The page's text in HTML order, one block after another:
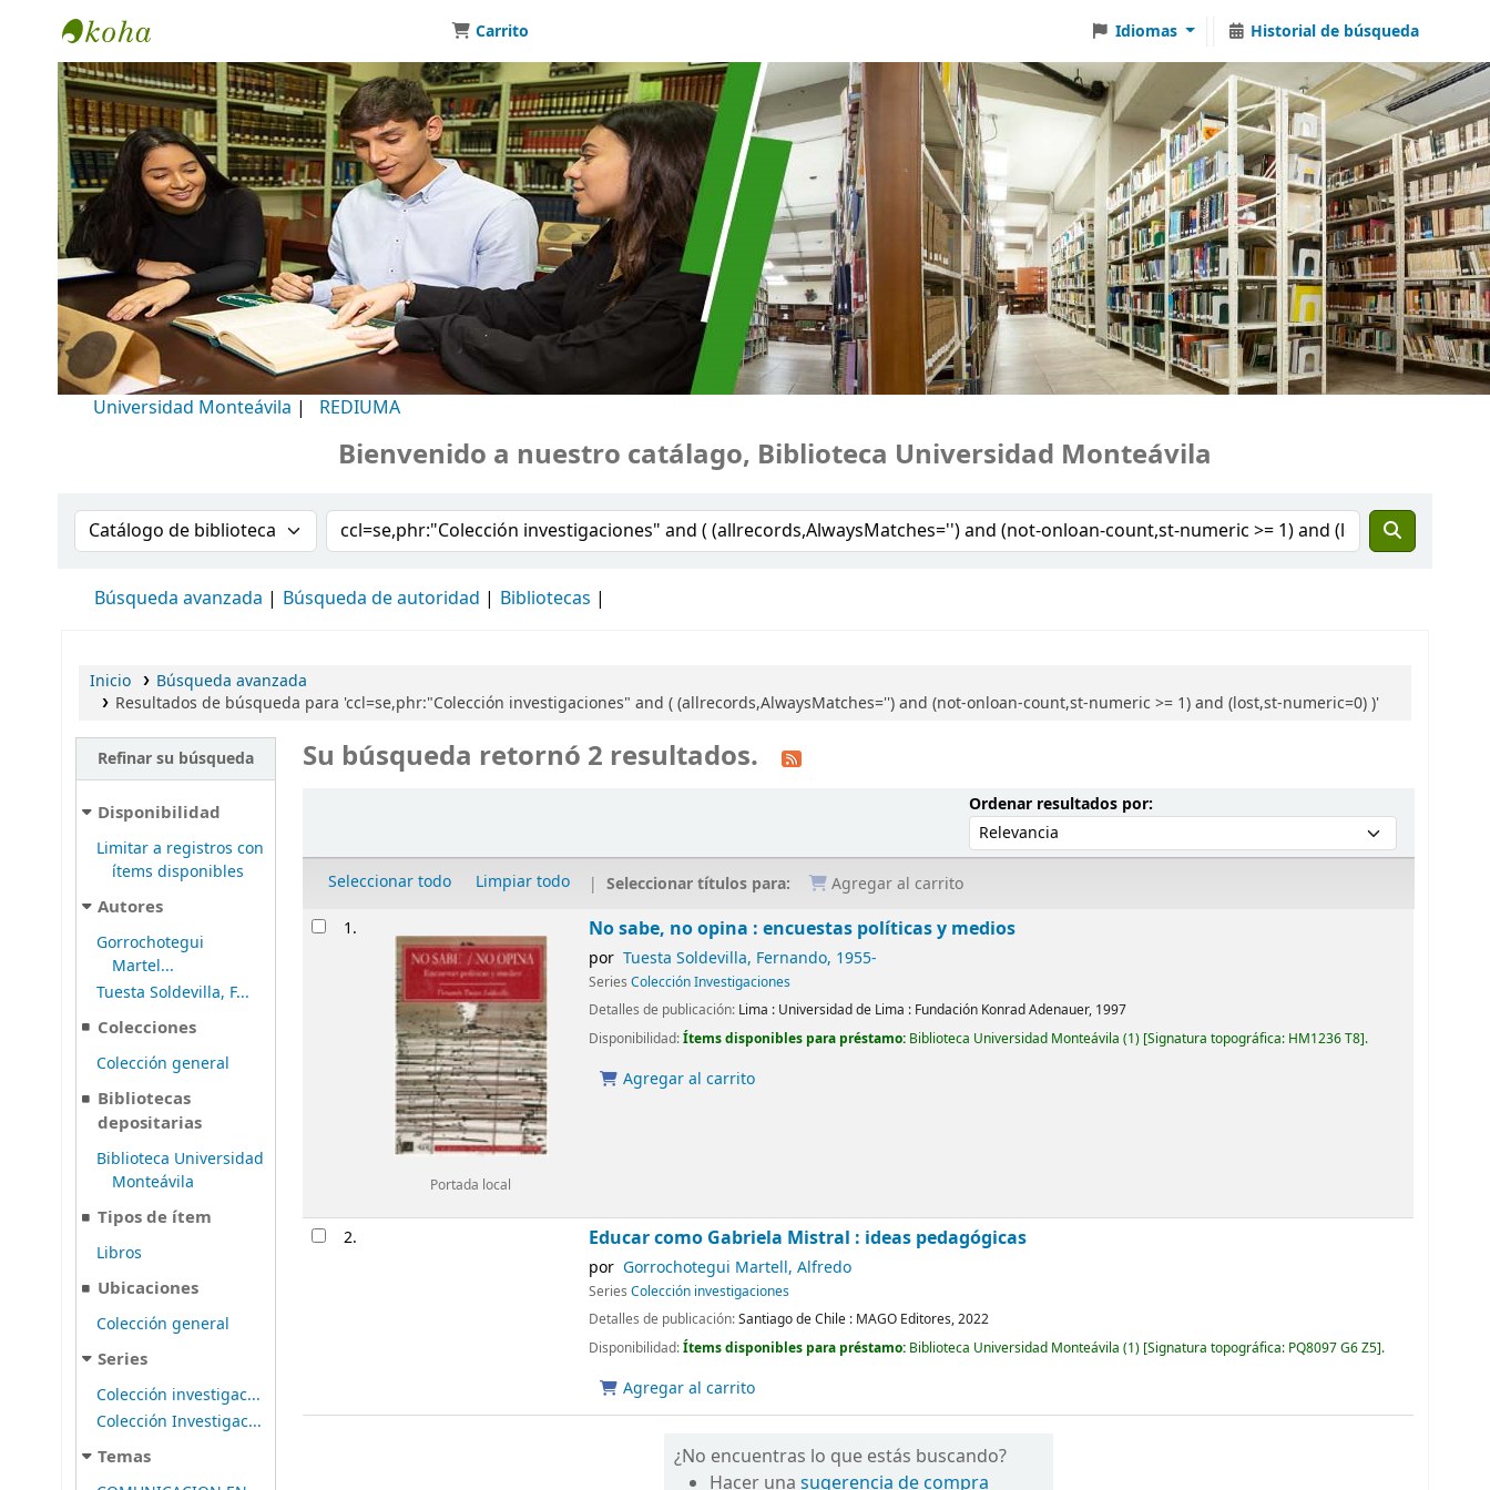
Biblioteca Universidad Monteávila
Carrito Idiomas Historial de búsqueda
Universidad Monteávila | REDIUMA
Bienvenido a nuestro catálago, Biblioteca Universidad Monteávila
Buscar en el catálogo por:Buscar en el catálogo
Búsqueda avanzada Búsqueda de autoridad Bibliotecas
Inicio
Búsqueda avanzada
Resultados de búsqueda para 'ccl=se,phr:"Colección investigaciones" and ( (allrecords,AlwaysMatches='') and (not-onloan-count,st-numeric >= 1) and (lost,st-numeric=0) )'
Refinar su búsqueda
Disponibilidad
Limitar a registros con
ítems disponibles
Autores
Gorrochotegui
Martel...
Tuesta Soldevilla, F...
Colecciones
Colección general
Bibliotecas
depositarias
Biblioteca Universidad
Monteávila
Tipos de ítem
Libros
Ubicaciones
Colección general
Series
Colección investigac...
Colección Investigac...
Temas
Su búsqueda retornó 2 resultados.
Ordenar resultados por:Ordenar por:
Seleccionar todo Limpiar todo Seleccionar títulos para: Agregar al carrito
Resultados
1.
Portada local
No sabe, no opina : encuestas políticas y medios
por Tuesta Soldevilla, Fernando, 1955-
SeriesColección Investigaciones
Detalles de publicación: Lima : Universidad de Lima : Fundación Konrad Adenauer, 1997
Disponibilidad:Ítems disponibles para préstamo: Biblioteca Universidad Monteávila (1) Signatura topográfica: HM1236 T8 .
Agregar al carrito
2. Educar como Gabriela Mistral : ideas pedagógicas
por Gorrochotegui Martell, Alfredo
SeriesColección investigaciones
Detalles de publicación:Santiago de Chile : MAGO Editores,2022
Disponibilidad:Ítems disponibles para préstamo: Biblioteca Universidad Monteávila (1) Signatura topográfica: PQ8097 G6 Z5 .
Agregar al carrito
¿No encuentras lo que estás buscando?
Hacer unasugerencia de compra